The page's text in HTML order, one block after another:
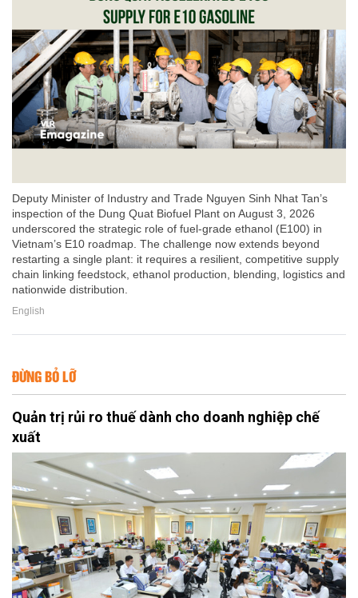
Deputy Minister of Industry and Trade Nguyen Sinh Nhat Tan’s
inspection of the Dung Quat Biofuel Plant on August 3, 2026
underscored the strategic role of fuel-grade ethanol (E100) in
Vietnam’s E10 roadmap. The challenge now extends beyond
restarting a single plant: it requires a resilient, competitive supply
chain linking feedstock, ethanol production, blending, logistics and
nationwide distribution.
English
ĐỪNG BỎ LỠ
Quản trị rủi ro thuế dành cho doanh nghiệp chế
xuất